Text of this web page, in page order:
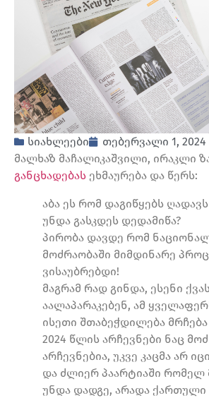
სიახლეები
თებერვალი 1, 2024
მალხაზ მაჩალიკაშვილი, ირაკლი
განცხადებას ეხმაურება და წერს:
აბა ეს რომ დაგიწყებს
უნდა გასკდეს დედამიწა?
პირობა დავდე რომ
მოძრაობაში მიმდინარე
ვისაუბრებდი!
მაგრამ რად გინდა, ესენი
აალაპარაკებენ, ამ
ისეთი შთაბეჭდილება
2024 წლის არჩევნები ნაც
არჩევნებია, უკვე კაცმა არ
და ძლიერ პაარტიაში რომელ
უნდა დადგე, არადა ქართული